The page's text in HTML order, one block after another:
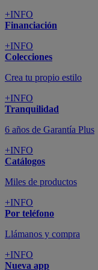
+INFO
Financiación
+INFO
Colecciones
Crea tu propio estilo
+INFO
Tranquilidad
6 años de Garantía Plus
+INFO
Catálogos
Miles de productos
+INFO
Por teléfono
Llámanos y compra
+INFO
Nueva app